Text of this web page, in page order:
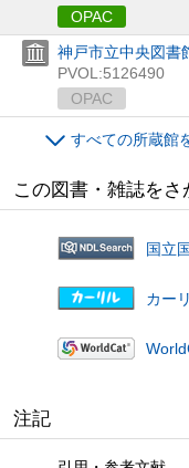
OPAC
神戸市立中央図書
PVOL:5126490
OPAC
すべての所蔵館
この図書・雑誌をさ
国立
カー
注記